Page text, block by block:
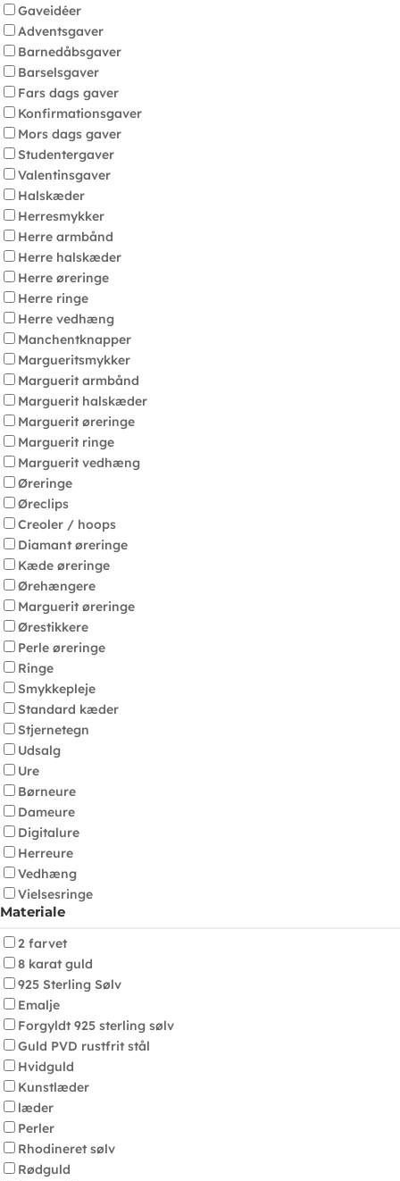
Gaveidéer
Adventsgaver
Barnedåbsgaver
Barselsgaver
Fars dags gaver
Konfirmationsgaver
Mors dags gaver
Studentergaver
Valentinsgaver
Halskæder
Herresmykker
Herre armbånd
Herre halskæder
Herre øreringe
Herre ringe
Herre vedhæng
Manchentknapper
Margueritsmykker
Marguerit armbånd
Marguerit halskæder
Marguerit øreringe
Marguerit ringe
Marguerit vedhæng
Øreringe
Øreclips
Creoler / hoops
Diamant øreringe
Kæde øreringe
Ørehængere
Marguerit øreringe
Ørestikkere
Perle øreringe
Ringe
Smykkepleje
Standard kæder
Stjernetegn
Udsalg
Ure
Børneure
Dameure
Digitalure
Herreure
Vedhæng
Vielsesringe
Materiale
2 farvet
8 karat guld
925 Sterling Sølv
Emalje
Forgyldt 925 sterling sølv
Guld PVD rustfrit stål
Hvidguld
Kunstlæder
læder
Perler
Rhodineret sølv
Rødguld